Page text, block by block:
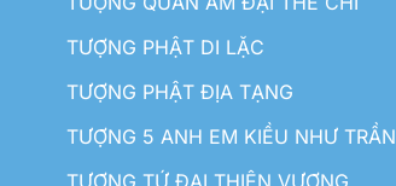
TƯỢNG PHẬT DI LẶC
TƯỢNG PHẬT ĐỊA TẠNG
TƯỢNG 5 ANH EM KIỀU NHƯ TRẦN
TƯỢNG TỨ ĐẠI THIÊN VƯƠNG